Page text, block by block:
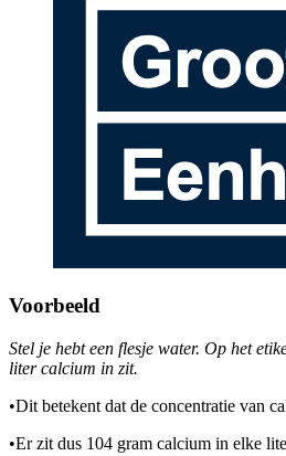
Voorbeeld
Stel je hebt een flesje water. Op het
liter calcium in zit.
•Dit betekent dat de concentratie van
•Er zit dus 104 gram calcium in elke